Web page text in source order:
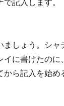
記入します。
ましょう。シ
イに書けたの
ら記入を始め